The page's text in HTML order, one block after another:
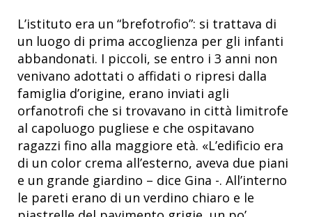
L’istituto era un “brefotrofio”: si trattava di
un luogo di prima accoglienza per gli infanti
abbandonati. I piccoli, se entro i 3 anni non
venivano adottati o affidati o ripresi dalla
famiglia d’origine, erano inviati agli
orfanotrofi che si trovavano in città limitrofe
al capoluogo pugliese e che ospitavano
ragazzi fino alla maggiore età. «L’edificio era
di un color crema all’esterno, aveva due piani
e un grande giardino – dice Gina -. All’interno
le pareti erano di un verdino chiaro e le